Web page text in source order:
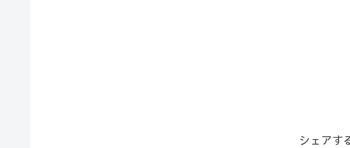
シェアす